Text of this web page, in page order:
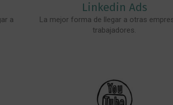
a
Linkedin Ads
La mejor forma de llegar a otras
trabajadores.